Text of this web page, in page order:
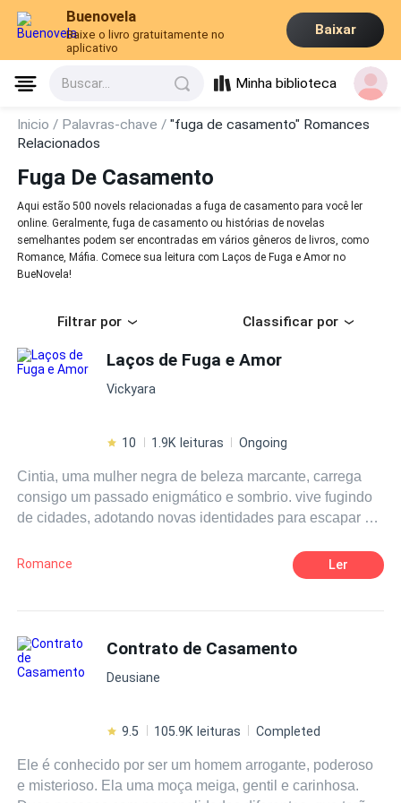
Buenovela
Baixe o livro gratuitamente no
aplicativo
Baixar
Buscar... Minha biblioteca
Inicio / Palavras-chave /"fuga de casamento" Romances
Relacionados
Fuga De Casamento
Aqui estão 500 novels relacionadas a fuga de casamento para você ler
online. Geralmente, fuga de casamento ou histórias de novelas
semelhantes podem ser encontradas em vários gêneros de livros, como
Romance, Máfia. Comece sua leitura com Laços de Fuga e Amor no
BueNovela!
Filtrar por Classificar por
Laços de Fuga e Amor
Vickyara
10 1.9K leituras Ongoing
Cintia, uma mulher negra de beleza marcante, carrega
consigo um passado enigmático e sombrio. vive fugindo
de cidades, adotando novas identidades para escapar de
de segredos não revelados, traições e eventos que a
determinada a não ser vítima de seu passado. No
entanto, quando Harris Davidson entra em sua vida, tudo
ele propõe é mais do que uma aliança de conveniência; é
cercam. Os conflitos internos, as diferenças raciais e as
armadilhas dos antagonistas tornam a jornada ainda
Romance Ler
Contrato de Casamento
Deusiane
9.5 105.9K leituras Completed
Ele é conhecido por ser um homem arrogante, poderoso
e misterioso. Ela uma moça meiga, gentil e carinhosa.